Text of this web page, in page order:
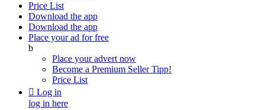
Price List
Download the app
Download the app
Place your ad for free
b
Place your advert now
Become a Premium SellerTipp!
Price List
 Log in
log in here